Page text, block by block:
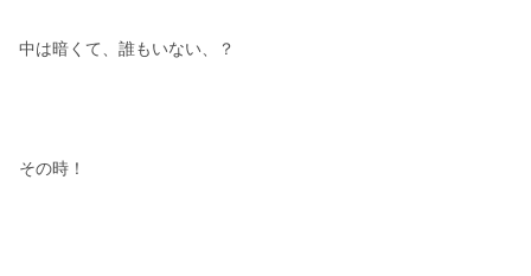
中は暗くて、誰もいない、？
その時！